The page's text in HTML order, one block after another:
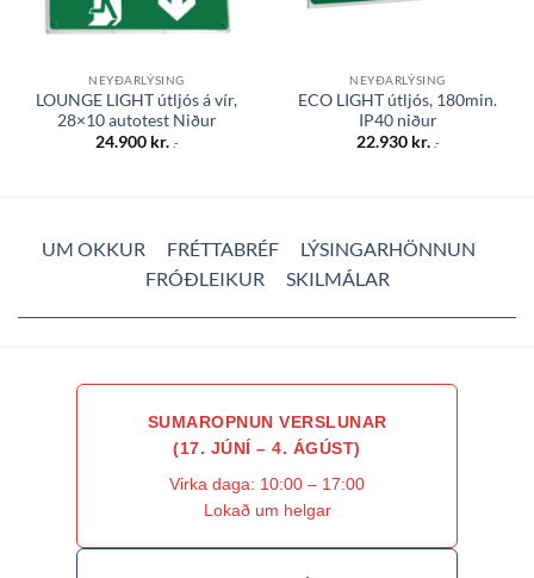
NEYÐARLÝSING
LOUNGE LIGHT útljós á vír,
28×10 autotest Niður
24.900 kr. .-
NEYÐARLÝSING
ECO LIGHT útljós, 180min.
IP40 niður
22.930 kr. .-
UM OKKUR FRÉTTABRÉF
LÝSINGARHÖNNUN
FRÓÐLEIKUR
SKILMÁLAR
SUMAROPNUN VERSLUNAR
(17. JÚNÍ – 4. ÁGÚST)
Virka daga: 10:00 – 17:00
Lokað um helgar